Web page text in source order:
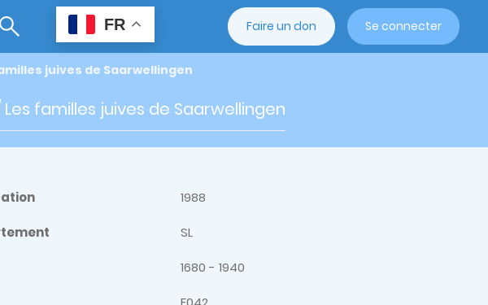
FR Faire un don Se connecter
juives de Saarwellingen
familles juives de Saarwellingen
1988
SL
1680 - 1940